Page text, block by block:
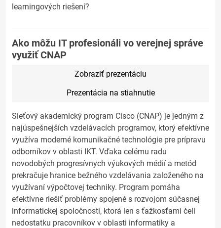
learningových riešení?
Ako môžu IT profesionáli vo verejnej správe
využiť CNAP
Zobraziť prezentáciu
Prezentácia na stiahnutie
Sieťový akademický program Cisco (CNAP) je jedným z
najúspešnejších vzdelávacích programov, ktorý efektívne
využíva moderné komunikačné technológie pre prípravu
odborníkov v oblasti IKT. Vďaka celému radu
novodobých progresívnych výukových médií a metód
prekračuje hranice bežného vzdelávania založeného na
využívaní výpočtovej techniky. Program pomáha
efektívne riešiť problémy spojené s rozvojom súčasnej
informatickej spoločnosti, ktorá len s ťažkosťami čelí
nedostatku pracovníkov v oblasti informatiky a